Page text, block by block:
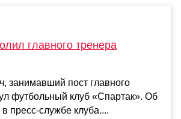
главного тренера
занимавший пост главного
футбольный клуб «Спартак». Об
пресс-службе клуба....